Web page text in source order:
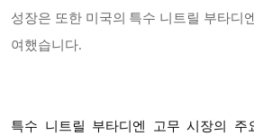
성장은 또한 미국의 특수 니트릴 부타디
여했습니다.
특수 니트릴 부타디엔 고무 시장의 주